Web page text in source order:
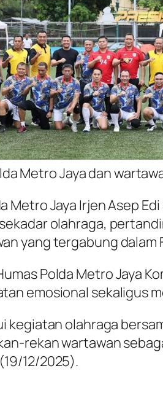
Metro Jaya dan
Metro Jaya Irjen Asep
olahraga,
yang tergabung dalam
Polda Metro Jaya
emosional sekaligus
kegiatan olahraga
rekan wartawan
12/2025).